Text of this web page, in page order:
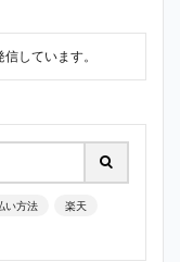
しています。
い方法 楽天